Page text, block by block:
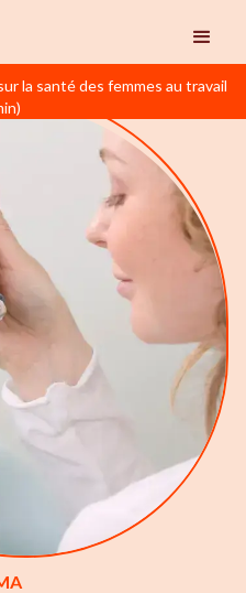
la santé des femmes au travail